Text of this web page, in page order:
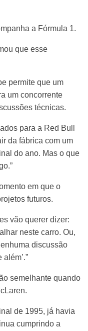
a Fórmula 1.
que esse
permite que um
um concorrente
técnicas.
para a Red Bull
da fábrica com um
do ano. Mas o que
em que o
futuros.
vão querer dizer:
neste carro. Ou,
discussão
semelhante quando
de 1995, já havia
cumprindo a